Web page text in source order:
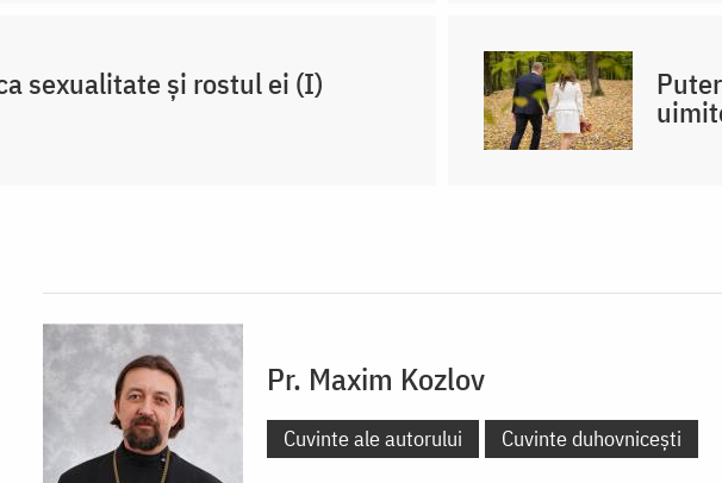
sexualitate și rostul ei (I)
Pr. Maxim Kozlov
Cuvinte ale autorului Cuvinte duhovnicești